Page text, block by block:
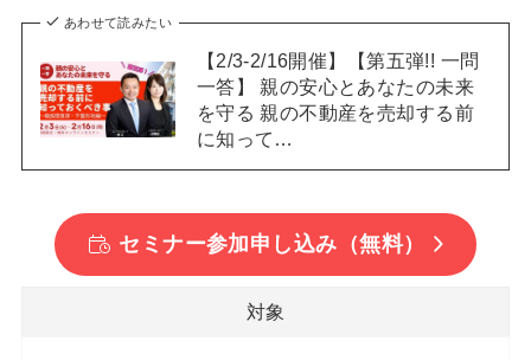
あわせて読みたい
【2/3-2/16開催】【第五弾!! 一問
一答】 親の安心とあなたの未来
を守る 親の不動産を売却する前
に知って…
セミナー参加申し込み（無料）
対象